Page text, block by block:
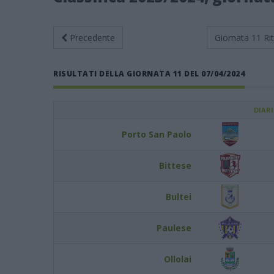
Precedente Giornata 11
RISULTATI DELLA GIORNATA 11 DEL 07/04/2024
Porto San Paolo
Bittese
Bultei
Paulese
Ollolai